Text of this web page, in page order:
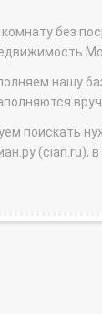
комнату без
нашу
поискать
(cian.ru), в